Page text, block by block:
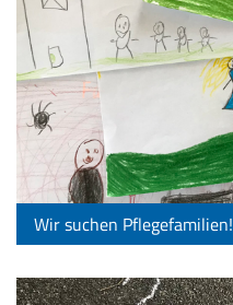
Wir suchen Pflegefamilien!